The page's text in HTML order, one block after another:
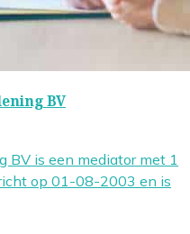
BV
BV is een mediator met 1
op 01-08-2003 en is